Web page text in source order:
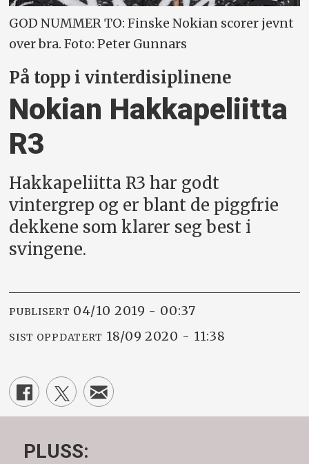
GOD NUMMER TO: Finske Nokian scorer jevnt
over bra. Foto: Peter Gunnars
På topp i vinterdisiplinene
Nokian Hakkapeliitta
R3
Hakkapeliitta R3 har godt
vintergrep og er blant de piggfrie
dekkene som klarer seg best i
svingene.
PUBLISERT 04/10 2019 - 00:37
SIST OPPDATERT 18/09 2020 - 11:38
PLUSS: